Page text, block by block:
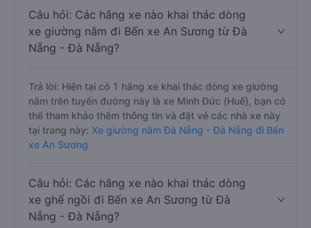
Câu hỏi: Các hãng xe nào khai thác dòng
xe giường nằm đi Bến xe An Sương từ Đà
Nẵng - Đà Nẵng?
Trả lời: Hiện tại có 1 hãng xe khai thác dòng xe giường
nằm trên tuyến đường này là xe Minh Đức (Huế), bạn có
thể tham khảo thêm thông tin và đặt vé các nhà xe này
tại trang này: Xe giường nằm Đà Nẵng - Đà Nẵng đi Bến
xe An Sương
Câu hỏi: Các hãng xe nào khai thác dòng
xe ghế ngồi đi Bến xe An Sương từ Đà
Nẵng - Đà Nẵng?